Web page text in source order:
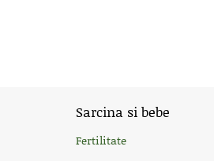
Sarcina si bebe
Fertilitate